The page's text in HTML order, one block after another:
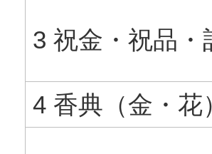
3 祝金・祝品・
4 香典（金・花